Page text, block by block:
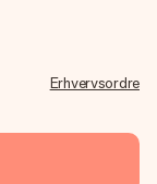
Erhvervsordre